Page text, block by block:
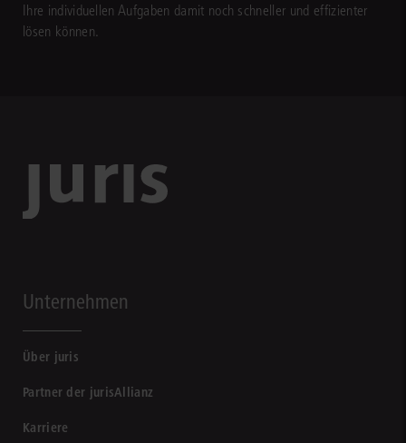
Ihre individuellen Aufgaben damit noch schneller und effizienter
lösen können.
Unternehmen
Über juris
Partner der jurisAllianz
Karriere